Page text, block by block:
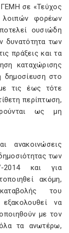
σε «Τεύχος
λοιπών φορέων
ουσιώδη
δυνατότητα των
πράξεις και τα
καταχώρισης
δημοσίευση στο
τις έως τότε
περίπτωση,
ως μη
ανακοινώσεις
των
2014 και για
ακόμη,
του
να
με τον
τα ανωτέρω,